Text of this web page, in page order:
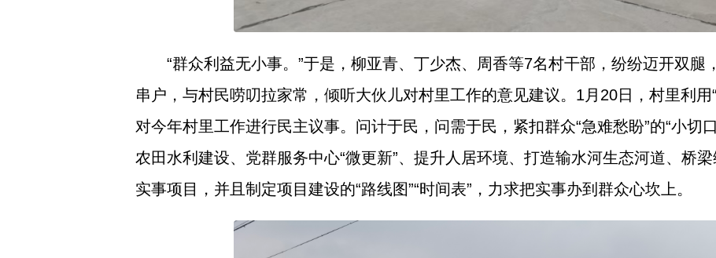
“群众利益无小事。”于是，柳亚青、丁少杰、周香等7名村干部，纷纷迈开双腿
串户，与村民唠叨拉家常，倾听大伙儿对村里工作的意见建议。1月20日，村里利用
对今年村里工作进行民主议事。问计于民，问需于民，紧扣群众“急难愁盼”的“小切
农田水利建设、党群服务中心“微更新”、提升人居环境、打造输水河生态河道、桥
实事项目，并且制定项目建设的“路线图”“时间表”，力求把实事办到群众心坎上。